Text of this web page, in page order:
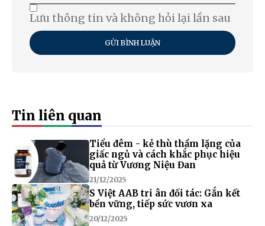
Lưu thông tin và không hỏi lại lần sau
GỬI BÌNH LUẬN
Tin liên quan
Tiểu đêm - kẻ thù thầm lặng của
giấc ngủ và cách khắc phục hiệu
quả từ Vương Niệu Đan
21/12/2025
S Việt AAB tri ân đối tác: Gắn kết
bền vững, tiếp sức vươn xa
20/12/2025